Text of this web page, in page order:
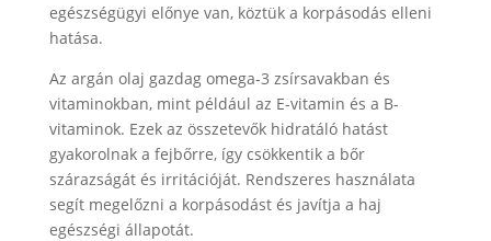
egészségügyi előnye van, köztük a korpásodás elleni
hatása.
Az argán olaj gazdag omega-3 zsírsavakban és
vitaminokban, mint például az E-vitamin és a B-
vitaminok. Ezek az összetevők hidratáló hatást
gyakorolnak a fejbőrre, így csökkentik a bőr
szárazságát és irritációját. Rendszeres használata
segít megelőzni a korpásodást és javítja a haj
egészségi állapotát.